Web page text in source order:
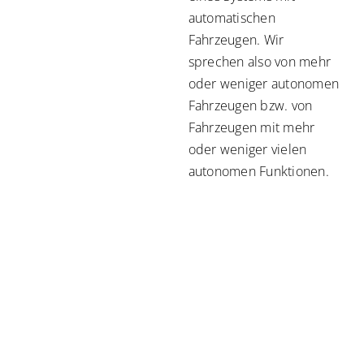
automatischen
Fahrzeugen. Wir
sprechen also von mehr
oder weniger autonomen
Fahrzeugen bzw. von
Fahrzeugen mit mehr
oder weniger vielen
autonomen Funktionen.